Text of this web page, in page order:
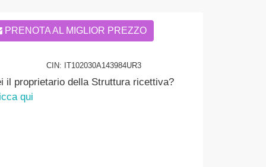
PRENOTA AL MIGLIOR PREZZO
CIN: IT102030A143984UR3
il proprietario della Struttura ricettiva?
qui